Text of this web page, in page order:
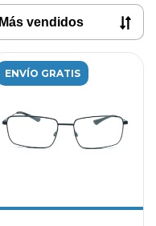
ENVÍO GRATIS